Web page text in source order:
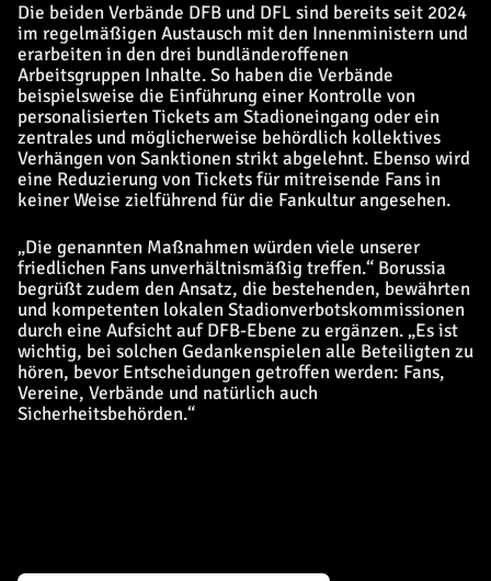
Die beiden Verbände DFB und DFL sind bereits seit 2024
im regelmäßigen Austausch mit den Innenministern und
erarbeiten in den drei bundländeroffenen
Arbeitsgruppen Inhalte. So haben die Verbände
beispielsweise die Einführung einer Kontrolle von
personalisierten Tickets am Stadioneingang oder ein
zentrales und möglicherweise behördlich kollektives
Verhängen von Sanktionen strikt abgelehnt. Ebenso wird
eine Reduzierung von Tickets für mitreisende Fans in
keiner Weise zielführend für die Fankultur angesehen.
„Die genannten Maßnahmen würden viele unserer
friedlichen Fans unverhältnismäßig treffen.“ Borussia
begrüßt zudem den Ansatz, die bestehenden, bewährten
und kompetenten lokalen Stadionverbotskommissionen
durch eine Aufsicht auf DFB-Ebene zu ergänzen. „Es ist
wichtig, bei solchen Gedankenspielen alle Beteiligten zu
hören, bevor Entscheidungen getroffen werden: Fans,
Vereine, Verbände und natürlich auch
Sicherheitsbehörden.“